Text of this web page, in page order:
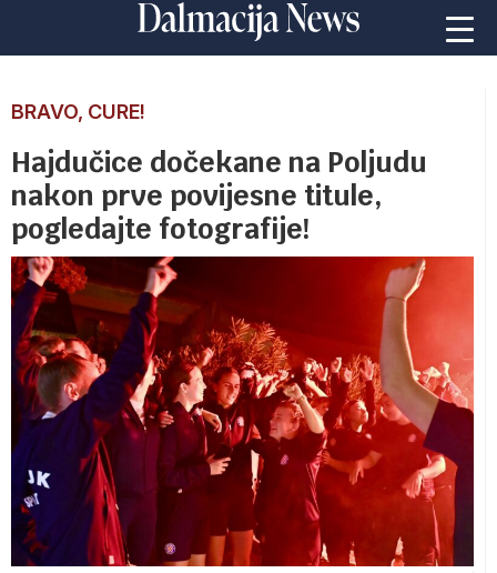
BRAVO, CURE!
Hajdučice dočekane na Poljudu
nakon prve povijesne titule,
pogledajte fotografije!